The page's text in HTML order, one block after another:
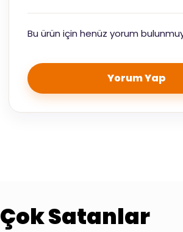
Bu ürün için henüz yorum
Yorum Yap
Çok Satanlar